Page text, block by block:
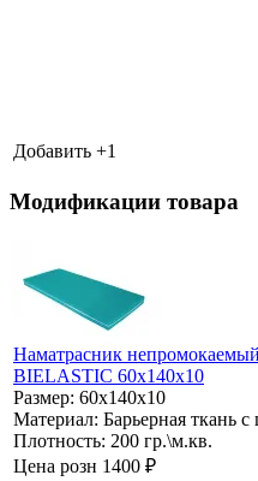
Добавить +1
Модификации товара
Наматрасник
BIELASTIC 60х140х10
Размер: 60х140х10
Материал: Барьерная ткань
Плотность: 200 гр.\м.кв.
Цена розн 1400 ₽